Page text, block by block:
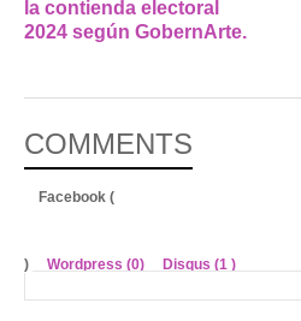
la contienda electoral
2024 según GobernArte.
COMMENTS
Facebook (
) Wordpress (0) Disqus (1 )